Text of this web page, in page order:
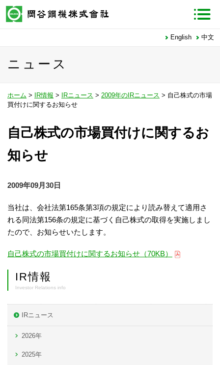
English 中文
ニュース
ホーム > IR情報 > IRニュース > 2009年のIRニュース > 自己株式の市場
買付けに関するお知らせ
自己株式の市場買付けに関するお
知らせ
2009年09月30日
当社は、会社法第165条第3項の規定により読み替えて適用さ
れる同法第156条の規定に基づく自己株式の取得を実施しまし
たので、お知らせいたします。
自己株式の市場買付けに関するお知らせ（70KB）
IR情報
Investor Relations info
IRニュース
2026年
2025年